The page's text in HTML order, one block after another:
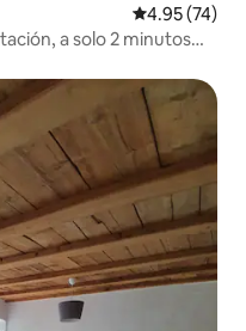
Calificación
4.95 (74)
a solo 2 minutos